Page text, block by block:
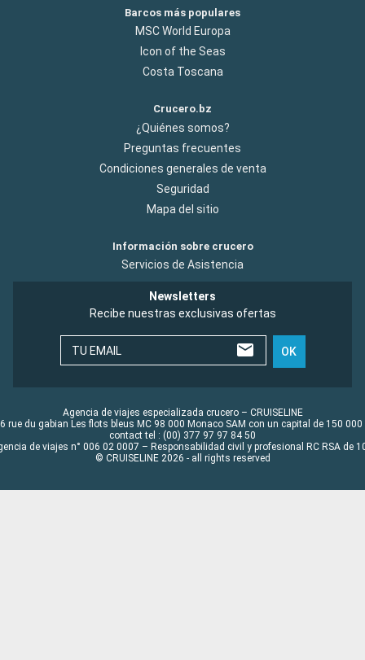
Barcos más populares
MSC World Europa
Icon of the Seas
Costa Toscana
Crucero.bz
¿Quiénes somos?
Preguntas frecuentes
Condiciones generales de venta
Seguridad
Mapa del sitio
Información sobre crucero
Servicios de Asistencia
Newsletters
Recibe nuestras exclusivas ofertas
TU EMAIL OK
Agencia de viajes especializada crucero – CRUISELINE
rue du gabian Les flots bleus MC 98 000 Monaco SAM con un capital de 150 000
contact tel : (00) 377 97 97 84 50
de viajes n° 006 02 0007 – Responsabilidad civil y profesional RC RSA de
© CRUISELINE 2026 - all rights reserved